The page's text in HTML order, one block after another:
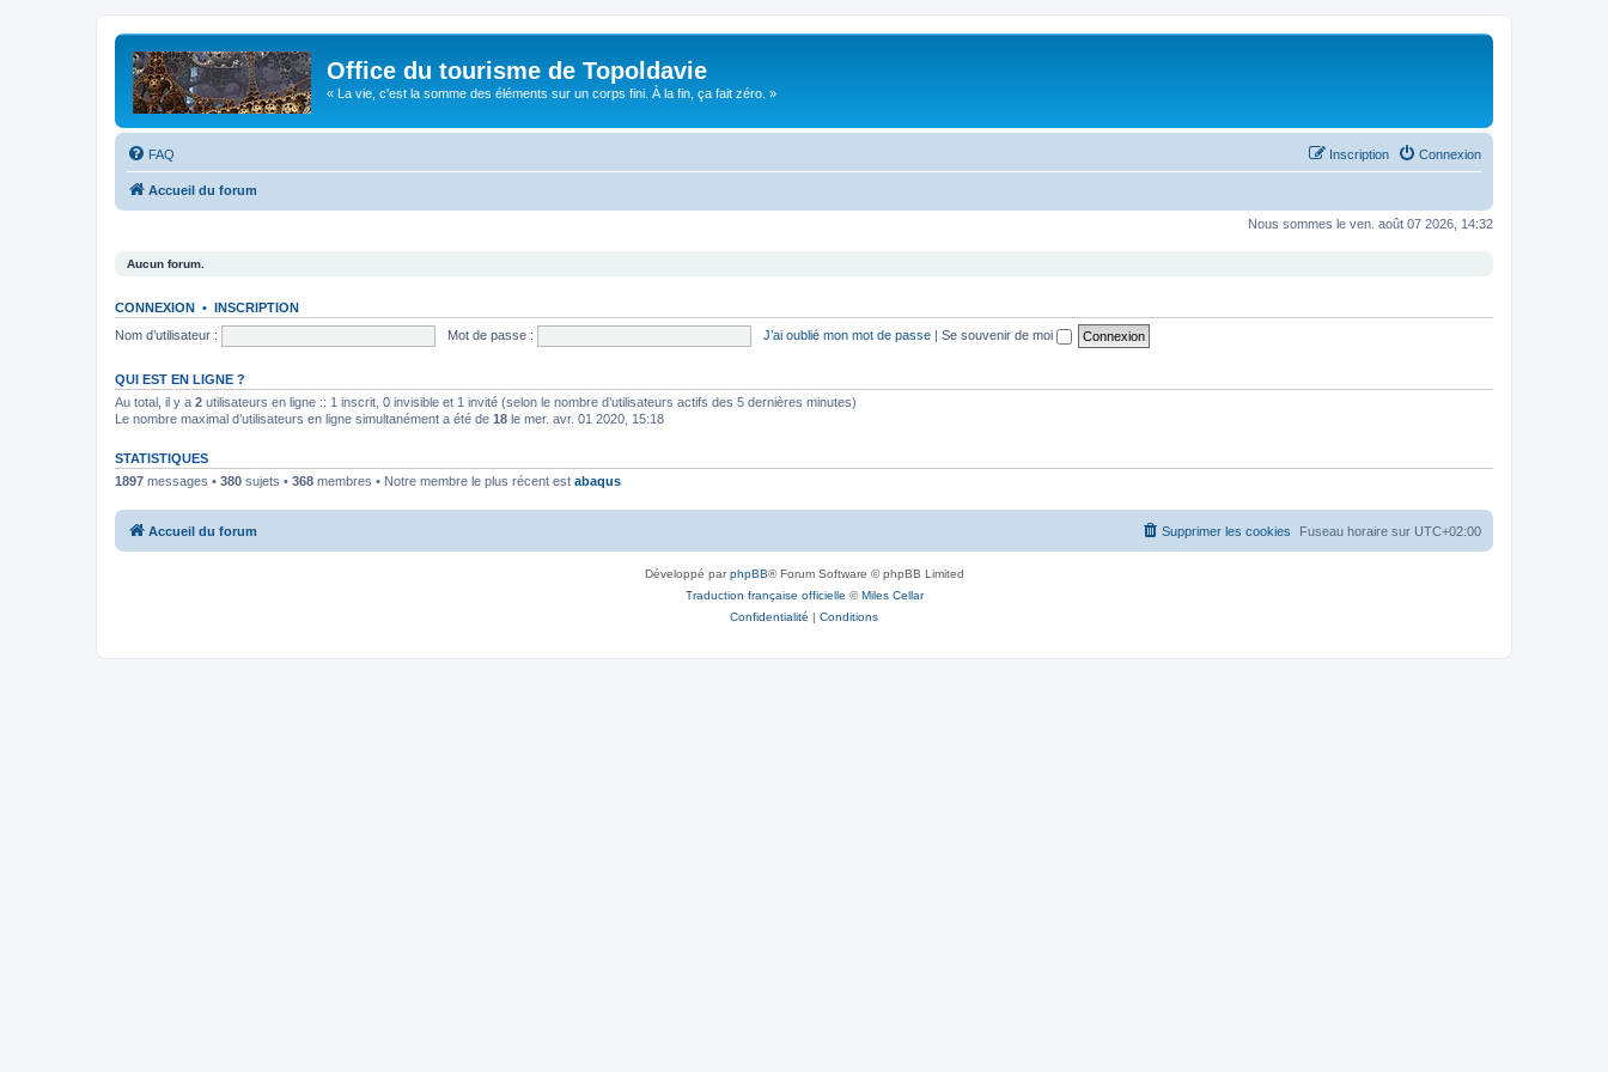
Office du tourisme de Topoldavie
« La vie, c'est la somme des éléments sur un corps fini. À la fin, ça fait zéro. »
FAQ Connexion
Inscription
Accueil du forum
Nous sommes le ven. août 07 2026, 14:32
Aucun forum.
CONNEXION • INSCRIPTION
Nom d’utilisateur :
Mot de passe : J’ai oublié mon mot de passe | Se souvenir de moi
QUI EST EN LIGNE ?
Au total, il y a 2 utilisateurs en ligne :: 1 inscrit, 0 invisible et 1 invité (selon le nombre d’utilisateurs actifs des 5 dernières minutes)
Le nombre maximal d’utilisateurs en ligne simultanément a été de 18 le mer. avr. 01 2020, 15:18
STATISTIQUES
1897 messages • 380 sujets • 368 membres • Notre membre le plus récent est abaqus
Accueil du forum Fuseau horaire sur UTC+02:00
Supprimer les cookies
Développé parphpBB® Forum Software © phpBB Limited
Traduction française officielle ©Miles Cellar
Confidentialité | Conditions